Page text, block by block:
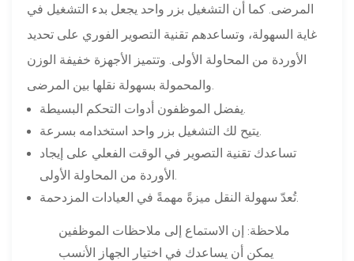
المرضى. كما أن التشغيل بزر واحد يجعل بدء التشغيل في
غاية السهولة، وتساعدهم تقنية التصوير الفوري على تحديد
الأوردة من المحاولة الأولى. وتتميز الأجهزة خفيفة الوزن
تساعدك تقنية التصوير في الوقت الفعلي على إيجاد
تُعدّ سهولة النقل ميزةً مهمةً في العيادات المزدحمة.
ملاحظة: إن الاستماع إلى ملاحظات الموظفين
يمكن أن يساعدك في اختيار الجهاز الأنسب